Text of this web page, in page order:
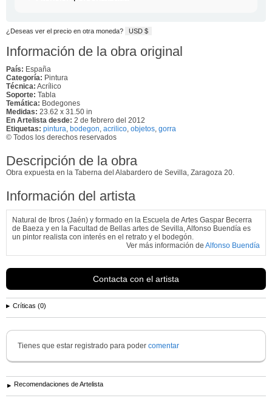
¿Deseas ver el precio en otra moneda? USD $
Información de la obra original
País: España
Categoría: Pintura
Técnica: Acrílico
Soporte: Tabla
Temática: Bodegones
Medidas: 23.62 x 31.50 in
En Artelista desde: 2 de febrero del 2012
Etiquetas: pintura, bodegon, acrilico, objetos, gorra
© Todos los derechos reservados
Descripción de la obra
Obra expuesta en la Taberna del Alabardero de Sevilla, Zaragoza 20.
Información del artista
Natural de Ibros (Jaén) y formado en la Escuela de Artes Gaspar Becerra
de Baeza y en la Facultad de Bellas artes de Sevilla, Alfonso Buendía es
un pintor realista con interés en el retrato y el bodegón.
Ver más información de Alfonso Buendía
Contacta con el artista
Críticas (0)
Tienes que estar registrado para poder comentar
Recomendaciones de Artelista